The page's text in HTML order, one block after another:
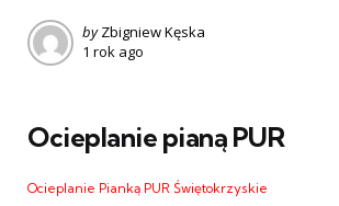
Posted
by
by Zbigniew Kęska
1 rok ago
Ocieplanie pianą PUR
Ocieplanie Pianką PUR Świętokrzyskie